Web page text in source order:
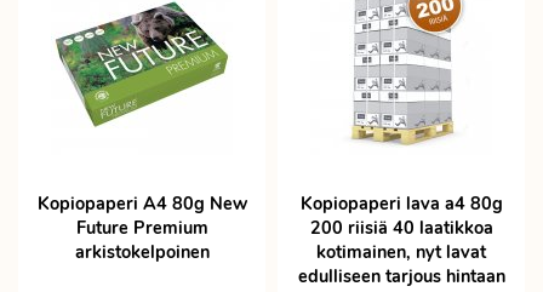
Kopiopaperi A4 80g New
Future Premium
arkistokelpoinen
Kopiopaperi lava a4 80g
200 riisiä 40 laatikkoa
kotimainen, nyt lavat
edulliseen tarjous hintaan